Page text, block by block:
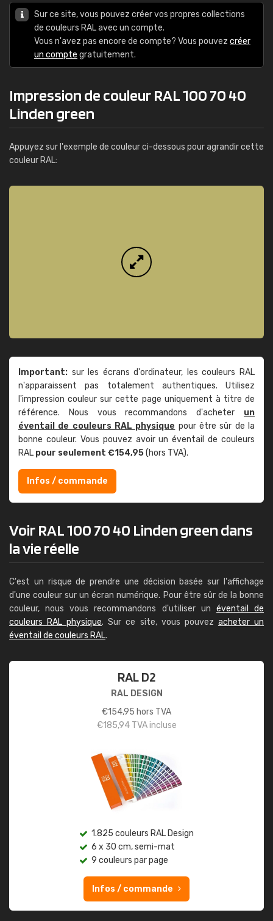
Sur ce site, vous pouvez créer vos propres collections
de couleurs RAL avec un compte.
Vous n'avez pas encore de compte? Vous pouvez créer
un compte gratuitement.
Impression de couleur RAL 100 70 40
Linden green
Appuyez sur l'exemple de couleur ci-dessous pour agrandir cette
couleur RAL:
Important: sur les écrans d'ordinateur, les couleurs RAL
n'apparaissent pas totalement authentiques. Utilisez
l'impression couleur sur cette page uniquement à titre de
référence. Nous vous recommandons d'acheter un
éventail de couleurs RAL physique pour être sûr de la
bonne couleur. Vous pouvez avoir un éventail de couleurs
RAL pour seulement €154,95(hors TVA).
Infos / commande
Voir RAL 100 70 40 Linden green dans
la vie réelle
C'est un risque de prendre une décision basée sur l'affichage
d'une couleur sur un écran numérique. Pour être sûr de la bonne
couleur, nous vous recommandons d'utiliser un éventail de
couleurs RAL physique. Sur ce site, vous pouvez acheter un
éventail de couleurs RAL.
RAL D2
RAL DESIGN
€154,95 hors TVA
€185,94TVA incluse
1.825 couleurs RAL Design
6 x 30 cm, semi-mat
9 couleurs par page
Infos / commande